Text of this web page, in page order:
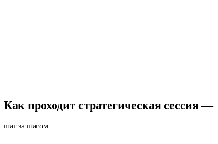
Как проходит стратегическая сессия —
шаг за шагом